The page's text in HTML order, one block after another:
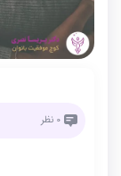
0 نظر